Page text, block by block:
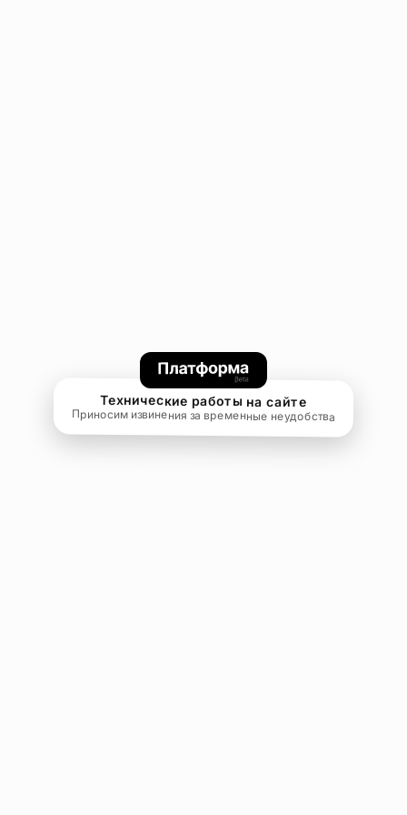
Технические работы на сайте
Приносим извинения за временные неудобства